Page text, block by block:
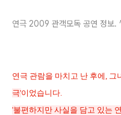
연극 2009 관객모독 공연 정보.
연극 관람을 마치고 난 후에, 그
극'이었습니다.
'불편하지만 사실을 담고 있는